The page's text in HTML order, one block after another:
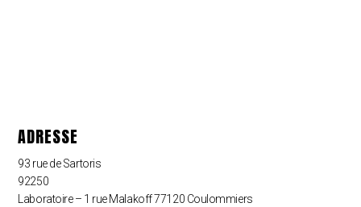
ADRESSE
93 rue de Sartoris
92250
Laboratoire – 1 rue Malakoff 77120 Coulommiers